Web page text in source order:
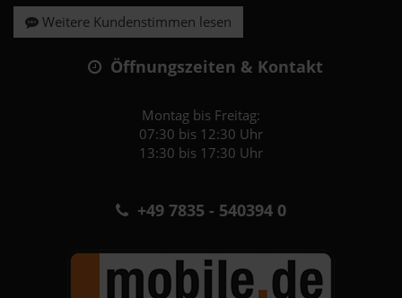
Weitere Kundenstimmen lesen
Öffnungszeiten & Kontakt
Montag bis Freitag:
07:30 bis 12:30 Uhr
13:30 bis 17:30 Uhr
+49 7835 - 540394 0